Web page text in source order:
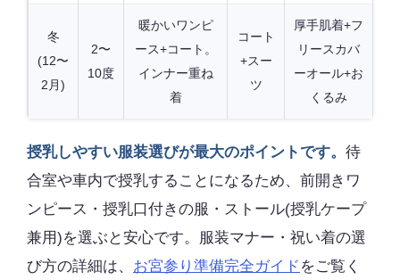
冬
(12〜
2月)
2〜
10度
暖かいワンピ
ース+コート。
インナー重ね
着
コート
+スー
ツ
厚手肌着+フ
リースカバ
ーオール+お
くるみ
授乳しやすい服装選びが最大のポイントです。 待
合室や車内で授乳することになるため、前開きワ
ンピース・授乳口付きの服・ストール(授乳ケープ
兼用)を選ぶと安心です。服装マナー・祝い着の選
び方の詳細は、 お宮参り準備完全ガイド をご覧く